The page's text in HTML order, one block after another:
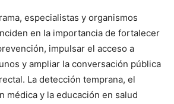
especialistas y organismos
en la importancia de fortalecer
impulsar el acceso a
y ampliar la conversación pública
La detección temprana, el
médica y la educación en salud